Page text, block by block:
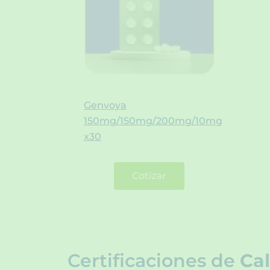
Genvoya
150mg/150mg/200mg/10mg
x30
Cotizar
Certificaciones de